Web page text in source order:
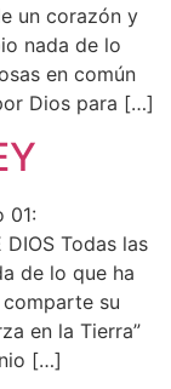
un corazón y
nada de lo
en común
Dios para […]
01:
DIOS Todas las
de lo que ha
comparte su
en la Tierra”
[…]